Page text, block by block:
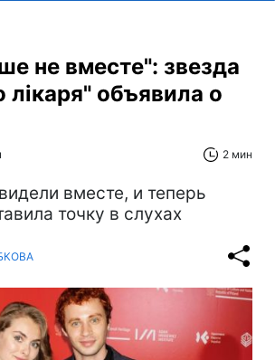
не вместе": звезда
лікаря" объявила о
2 мин
вместе, и теперь
точку в слухах